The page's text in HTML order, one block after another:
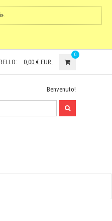
0,00 € EUR
0
Benvenuto!